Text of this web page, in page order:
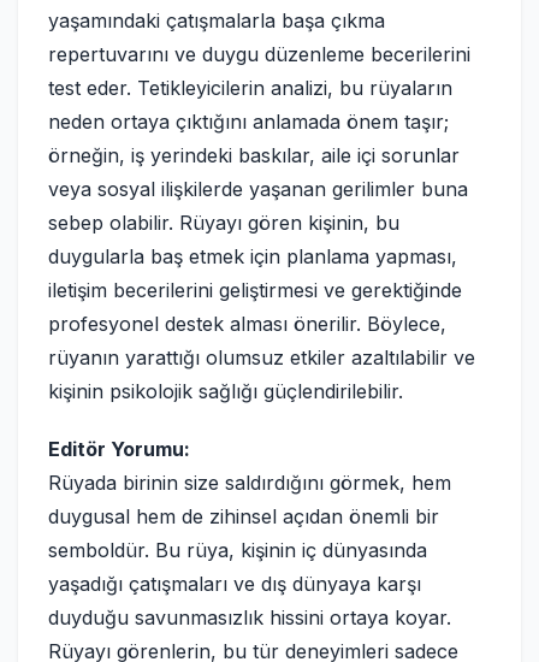
yaşamındaki çatışmalarla başa çıkma
repertuvarını ve duygu düzenleme becerilerini
test eder. Tetikleyicilerin analizi, bu rüyaların
neden ortaya çıktığını anlamada önem taşır;
örneğin, iş yerindeki baskılar, aile içi sorunlar
veya sosyal ilişkilerde yaşanan gerilimler buna
sebep olabilir. Rüyayı gören kişinin, bu
duygularla baş etmek için planlama yapması,
iletişim becerilerini geliştirmesi ve gerektiğinde
profesyonel destek alması önerilir. Böylece,
rüyanın yarattığı olumsuz etkiler azaltılabilir ve
kişinin psikolojik sağlığı güçlendirilebilir.
Editör Yorumu:
Rüyada birinin size saldırdığını görmek, hem
duygusal hem de zihinsel açıdan önemli bir
semboldür. Bu rüya, kişinin iç dünyasında
yaşadığı çatışmaları ve dış dünyaya karşı
duyduğu savunmasızlık hissini ortaya koyar.
Rüyayı görenlerin, bu tür deneyimleri sadece